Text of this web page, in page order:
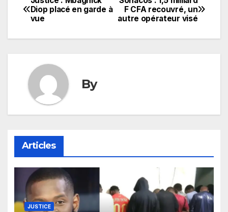
Navigation
de
F CFA recouvré, un
autre opérateur visé
Diop placé en garde à
vue
By
Articles
JUSTICE